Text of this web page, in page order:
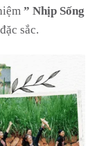
” Nhịp Sống
sắc.